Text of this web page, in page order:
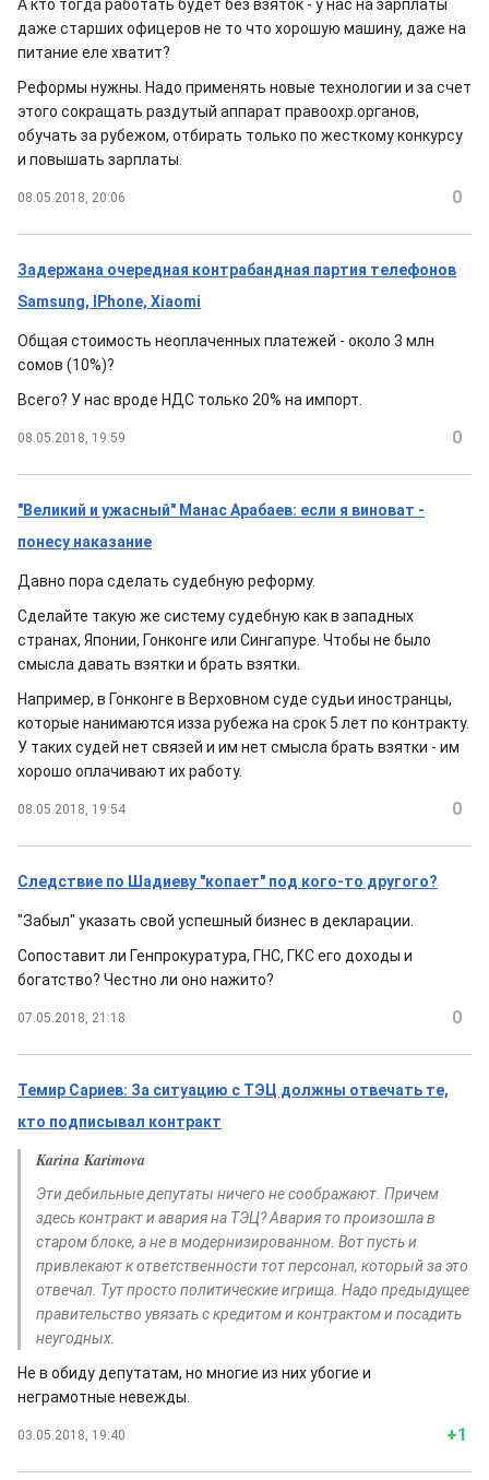
А кто тогда работать будет без взяток - у нас на зарплаты
даже старших офицеров не то что хорошую машину, даже на
питание еле хватит?
Реформы нужны. Надо применять новые технологии и за счет
этого сокращать раздутый аппарат правоохр.органов,
обучать за рубежом, отбирать только по жесткому конкурсу
и повышать зарплаты.
08.05.2018, 20:06 0
Задержана очередная контрабандная партия телефонов
Samsung, IPhone, Xiaomi
Общая стоимость неоплаченных платежей - около 3 млн
сомов (10%)?
Всего? У нас вроде НДС только 20% на импорт.
08.05.2018, 19:59 0
"Великий и ужасный" Манас Арабаев: если я виноват -
понесу наказание
Давно пора сделать судебную реформу.
Сделайте такую же систему судебную как в западных
странах, Японии, Гонконге или Сингапуре. Чтобы не было
смысла давать взятки и брать взятки.
Например, в Гонконге в Верховном суде судьи иностранцы,
которые нанимаются изза рубежа на срок 5 лет по контракту.
У таких судей нет связей и им нет смысла брать взятки - им
хорошо оплачивают их работу.
08.05.2018, 19:54 0
Следствие по Шадиеву "копает" под кого-то другого?
"Забыл" указать свой успешный бизнес в декларации.
Сопоставит ли Генпрокуратура, ГНС, ГКС его доходы и
богатство? Честно ли оно нажито?
07.05.2018, 21:18 0
Темир Сариев: За ситуацию с ТЭЦ должны отвечать те,
кто подписывал контракт
Karina Karimova
Эти дебильные депутаты ничего не соображают. Причем
здесь контракт и авария на ТЭЦ? Авария то произошла в
старом блоке, а не в модернизированном. Вот пусть и
привлекают к ответственности тот персонал, который за это
отвечал. Тут просто политические игрища. Надо предыдущее
правительство увязать с кредитом и контрактом и посадить
неугодных.
Не в обиду депутатам, но многие из них убогие и
неграмотные невежды.
03.05.2018, 19:40 +1